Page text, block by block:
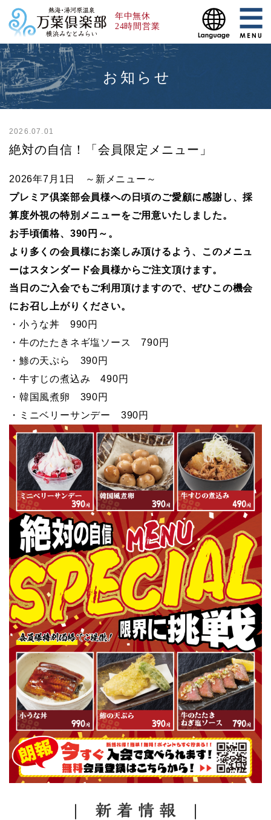
年中無休
24時間営業
お知らせ
2026.07.01
絶対の自信！「会員限定メニュー」
2026年7月1日 ～新メニュー～
プレミア倶楽部会員様への日頃のご愛顧に感謝し、採
算度外視の特別メニューをご用意いたしました。
お手頃価格、390円～。
より多くの会員様にお楽しみ頂けるよう、このメニュ
ーはスタンダード会員様からご注文頂けます。
当日のご入会でもご利用頂けますので、ぜひこの機会
にお召し上がりください。
・小うな丼 990円
・牛のたたきネギ塩ソース 790円
・鯵の天ぷら 390円
・牛すじの煮込み 490円
・韓国風煮卵 390円
・ミニベリーサンデー 390円